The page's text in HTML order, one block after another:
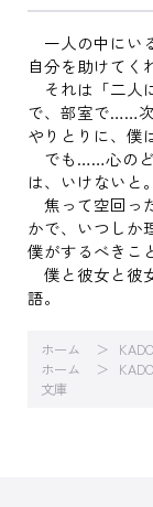
一人の中にい
自分を助けてく
それは「二人
で、部室で……
やりとりに、僕
でも……心の
は、いけないと。
焦って空回っ
かで、いつしか
僕がするべきこ
僕と彼女と彼
語。
ホーム
ホーム
文庫